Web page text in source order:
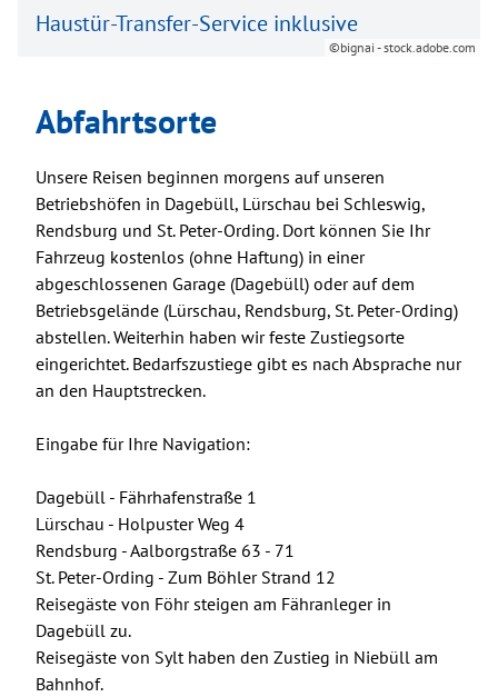
©bignai - stock.adobe.com
Haustür-Transfer-Service inklusive
Abfahrtsorte
Unsere Reisen beginnen morgens auf unseren
Betriebshöfen in Dagebüll, Lürschau bei Schleswig,
Rendsburg und St. Peter-Ording. Dort können Sie Ihr
Fahrzeug kostenlos (ohne Haftung) in einer
abgeschlossenen Garage (Dagebüll) oder auf dem
Betriebsgelände (Lürschau, Rendsburg, St. Peter-Ording)
abstellen. Weiterhin haben wir feste Zustiegsorte
eingerichtet. Bedarfszustiege gibt es nach Absprache nur
an den Hauptstrecken.
Eingabe für Ihre Navigation:
Dagebüll - Fährhafenstraße 1
Lürschau - Holpuster Weg 4
Rendsburg - Aalborgstraße 63 - 71
St. Peter-Ording - Zum Böhler Strand 12
Reisegäste von Föhr steigen am Fähranleger in
Dagebüll zu.
Reisegäste von Sylt haben den Zustieg in Niebüll am
Bahnhof.